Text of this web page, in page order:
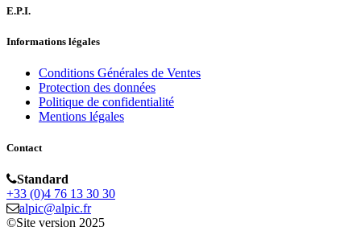
E.P.I.
Informations légales
Conditions Générales de Ventes
Protection des données
Politique de confidentialité
Mentions légales
Contact
Standard
+33 (0)4 76 13 30 30
alpic@alpic.fr
©Site version 2025